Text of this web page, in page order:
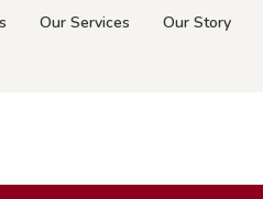
Our Services Our Story